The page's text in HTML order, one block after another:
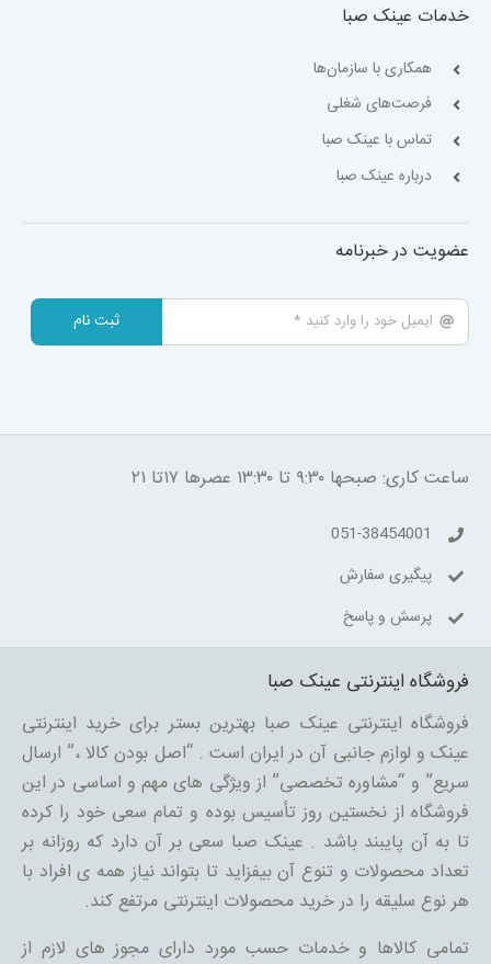
خدمات عینک صبا
همکاری با سازمان‌ها
فرصت‌های شغلی
تماس با عینک صبا
درباره عینک صبا
عضویت در خبرنامه
ثبت نام
ساعت کاری: صبحها ۹:۳۰ تا ۱۳:۳۰ عصرها ۱۷تا ۲۱
051-38454001
پیگیری سفارش
پرسش و پاسخ
فروشگاه اینترنتی عینک صبا
فروشگاه اینترنتی عینک صبا بهترین بستر برای خرید اینترنتی
عینک و لوازم جانبی آن در ایران است . “اصل بودن کالا ،” ارسال
سریع” و “مشاوره تخصصی” از ویژگی های مهم و اساسی در این
فروشگاه از نخستین روز تأسیس بوده و تمام سعی خود را کرده
تا به آن پایبند باشد . عینک صبا سعی بر آن دارد که روزانه بر
تعداد محصولات و تنوع آن بیفزاید تا بتواند نیاز همه ی افراد با
هر نوع سلیقه را در خرید محصولات اینترنتی مرتفع کند.
تمامی کالاها و خدمات حسب مورد دارای مجوز های لازم از